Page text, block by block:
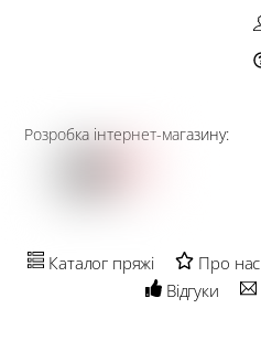
Розробка інтернет-магазину:
Каталог пряжі Про нас
Відгуки